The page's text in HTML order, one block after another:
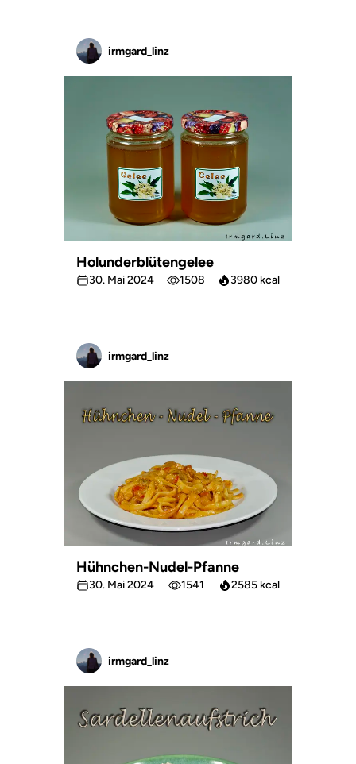
irmgard_linz
Holunderblütengelee
30. Mai 2024 1508 3980 kcal
irmgard_linz
Hühnchen-Nudel-Pfanne
30. Mai 2024 1541 2585 kcal
irmgard_linz